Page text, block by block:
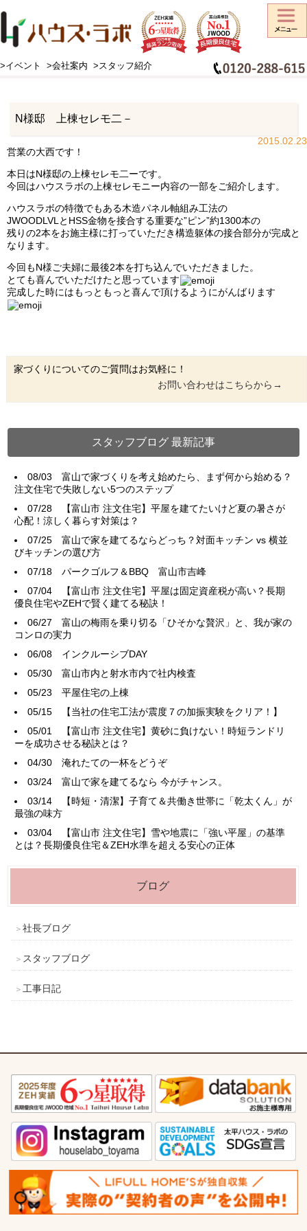
>イベント >会社案内 >スタッフ紹介
HOME > スタッフブログ > お知らせ>N様邸 上棟セレモ二－
N様邸 上棟セレモ二－
2015.02.23
営業の大西です！
本日はN様邸の上棟セレモ二ーです。
今回はハウスラボの上棟セレモニー内容の一部をご紹介します。
ハウスラボの特徴でもある木造パネル軸組み工法の
JWOODLVLとHSS金物を接合する重要な”ピン”約1300本の
残りの2本をお施主様に打っていただき構造躯体の接合部分が完成と
なります。
今回もN様ご夫婦に最後2本を打ち込んでいただきました。
とても喜んでいただけたと思っています
完成した時にはもっともっと喜んで頂けるようにがんばります
家づくりについてのご質問はお気軽に！
お問い合わせはこちらから→
スタッフブログ 最新記事
08/03富山で家づくりを考え始めたら、まず何から始める？
注文住宅で失敗しない5つのステップ
07/28
【富山市 注文住宅】平屋を建てたいけど夏の暑さが
心配！涼しく暮らす対策は？
07/25富山で家を建てるならどっち？対面キッチン vs 横並
びキッチンの選び方
07/18パークゴルフ＆BBQ 富山市吉峰
07/04
【富山市 注文住宅】平屋は固定資産税が高い？長期
優良住宅やZEHで賢く建てる秘訣！
06/27富山の梅雨を乗り切る「ひそかな贅沢」と、我が家の
コンロの実力
06/08 インクルーシブDAY
05/30富山市内と射水市内で社内検査
05/23平屋住宅の上棟
05/15
【当社の住宅工法が震度７の加振実験をクリア！】
05/01
【富山市 注文住宅】黄砂に負けない！時短ランドリ
ーを成功させる秘訣とは？
04/30淹れたての一杯をどうぞ
03/24富山で家を建てるなら 今がチャンス。
03/14
【時短・清潔】子育て＆共働き世帯に「乾太くん」が
最強の味方
03/04
【富山市 注文住宅】雪や地震に「強い平屋」の基準
とは？長期優良住宅＆ZEH水準を超える安心の正体
ブログ
社長ブログ
スタッフブログ
工事日記